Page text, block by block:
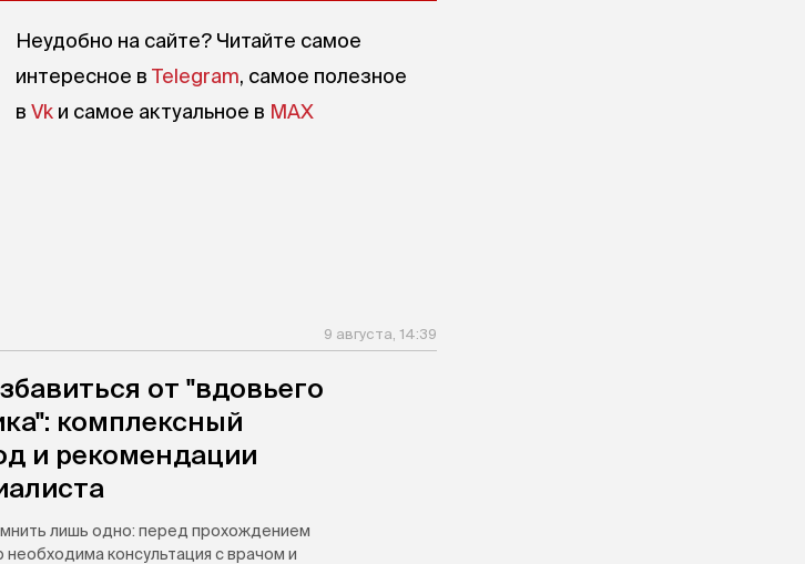
Неудобно на сайте? Читайте самое
интересное в Telegram, самое полезное
в Vk и самое актуальное в MAX
9 августа, 14:39
от "вдовьего
комплексный
и рекомендации
лишь одно: перед прохождением
консультация с врачом и